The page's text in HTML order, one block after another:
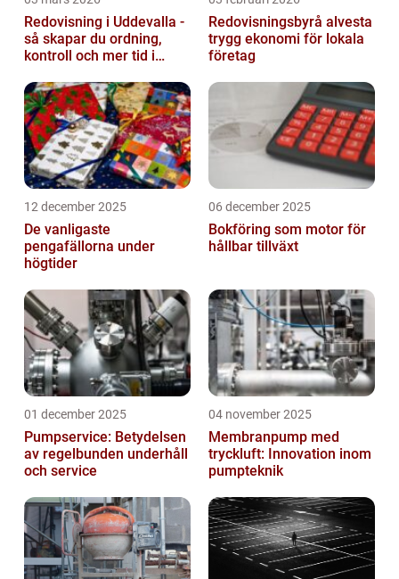
Redovisning i Uddevalla -
så skapar du ordning,
kontroll och mer tid i
Redovisningsbyrå alvesta
trygg ekonomi för lokala
företag
12 december 2025
De vanligaste
pengafällorna under
högtider
06 december 2025
Bokföring som motor för
hållbar tillväxt
01 december 2025
Pumpservice: Betydelsen
av regelbunden underhåll
och service
04 november 2025
Membranpump med
tryckluft: Innovation inom
pumpteknik